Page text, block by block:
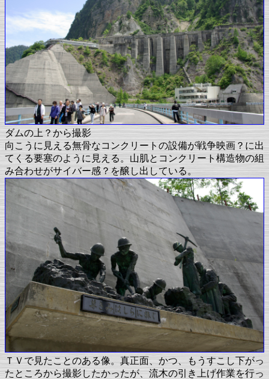
ダムの上？から撮影
向こうに見える無骨なコンクリートの設備が戦争映画？に出
てくる要塞のように見える。山肌とコンクリート構造物の組
み合わせがサイバー感？を醸し出している。
ＴＶで見たことのある像。真正面、かつ、もうすこし下がっ
たところから撮影したかったが、流木の引き上げ作業を行っ